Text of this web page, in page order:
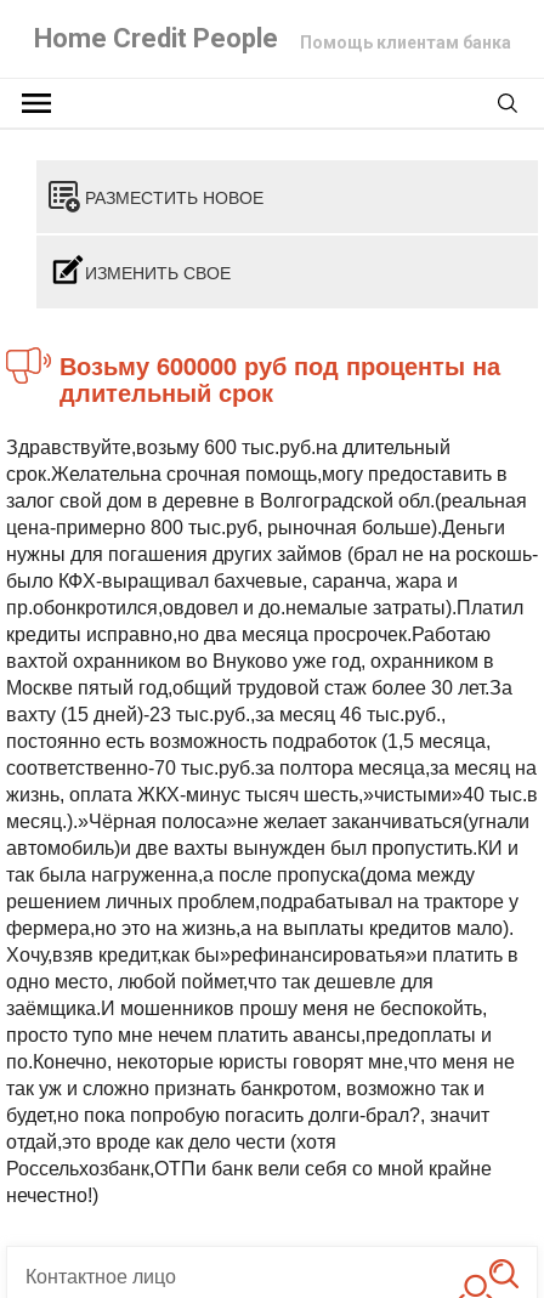
Home Credit People Помощь клиентам банка
РАЗМЕСТИТЬ НОВОЕ
ИЗМЕНИТЬ СВОЕ
Возьму 600000 руб под проценты на
длительный срок
Здравствуйте,возьму 600 тыс.руб.на длительный
срок.Желательна срочная помощь,могу предоставить в
залог свой дом в деревне в Волгоградской обл.(реальная
цена-примерно 800 тыс.руб, рыночная больше).Деньги
нужны для погашения других займов (брал не на роскошь-
было КФХ-выращивал бахчевые, саранча, жара и
пр.обонкротился,овдовел и до.немалые затраты).Платил
кредиты исправно,но два месяца просрочек.Работаю
вахтой охранником во Внуково уже год, охранником в
Москве пятый год,общий трудовой стаж более 30 лет.За
вахту (15 дней)-23 тыс.руб.,за месяц 46 тыс.руб.,
постоянно есть возможность подработок (1,5 месяца,
соответственно-70 тыс.руб.за полтора месяца,за месяц на
жизнь, оплата ЖКХ-минус тысяч шесть,»чистыми»40 тыс.в
месяц.).»Чёрная полоса»не желает заканчиваться(угнали
автомобиль)и две вахты вынужден был пропустить.КИ и
так была нагруженна,а после пропуска(дома между
решением личных проблем,подрабатывал на тракторе у
фермера,но это на жизнь,а на выплаты кредитов мало).
Хочу,взяв кредит,как бы»рефинансироватья»и платить в
одно место, любой поймет,что так дешевле для
заёмщика.И мошенников прошу меня не беспокойть,
просто тупо мне нечем платить авансы,предоплаты и
по.Конечно, некоторые юристы говорят мне,что меня не
так уж и сложно признать банкротом, возможно так и
будет,но пока попробую погасить долги-брал?, значит
отдай,это вроде как дело чести (хотя
Россельхозбанк,ОТПи банк вели себя со мной крайне
нечестно!)
Контактноелицо